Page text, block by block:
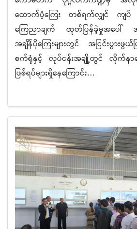
ထောက်ပံ့ကြေး တစ်ရက်လျှင် ကျ
ကြေညာချက် ထုတ်ပြန်ခဲ့မှုအပေါ် အ
အချိန်ပိုကြေးများတွင် အငြင်းပွားဖွယ်
စက်ရုံနှင့် လုပ်ငန်းအချို့တွင် လိုက်နာပ
ဖြစ်ရပ်များရှိနေကြောင်း…